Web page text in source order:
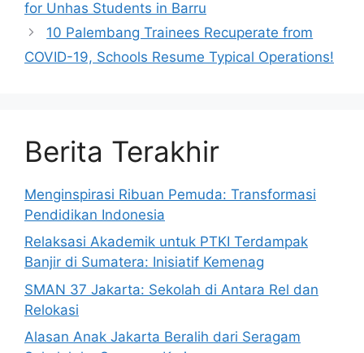
for Unhas Students in Barru
10 Palembang Trainees Recuperate from
COVID-19, Schools Resume Typical Operations!
Berita Terakhir
Menginspirasi Ribuan Pemuda: Transformasi
Pendidikan Indonesia
Relaksasi Akademik untuk PTKI Terdampak
Banjir di Sumatera: Inisiatif Kemenag
SMAN 37 Jakarta: Sekolah di Antara Rel dan
Relokasi
Alasan Anak Jakarta Beralih dari Seragam